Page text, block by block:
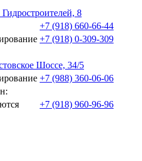
8
+7 (918) 660-66-44
+7 (918) 0-309-309
Шоссе, 34/5
+7 (988) 360-06-06
+7 (918) 960-96-96